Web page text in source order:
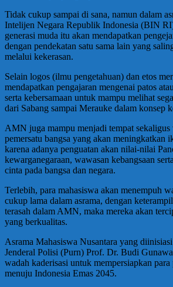
Tidak cukup sampai di sana, namun dalam
Intelijen Negara Republik Indonesia (BIN
generasi muda itu akan mendapatkan
dengan pendekatan satu sama lain yang
melalui kekerasan.
Selain logos (ilmu pengetahuan) dan etos
mendapatkan pengajaran mengenai patos
serta kebersamaan untuk mampu melihat
dari Sabang sampai Merauke dalam konsep
AMN juga mampu menjadi tempat sekaligus
pemersatu bangsa yang akan meningkatkan
karena adanya penguatan akan nilai-nilai
kewarganegaraan, wawasan kebangsaan
cinta pada bangsa dan negara.
Terlebih, para mahasiswa akan menempuh
cukup lama dalam asrama, dengan
terasah dalam AMN, maka mereka akan
yang berkualitas.
Asrama Mahasiswa Nusantara yang
Jenderal Polisi (Purn) Prof. Dr. Budi
wadah kaderisasi untuk mempersiapkan
menuju Indonesia Emas 2045.